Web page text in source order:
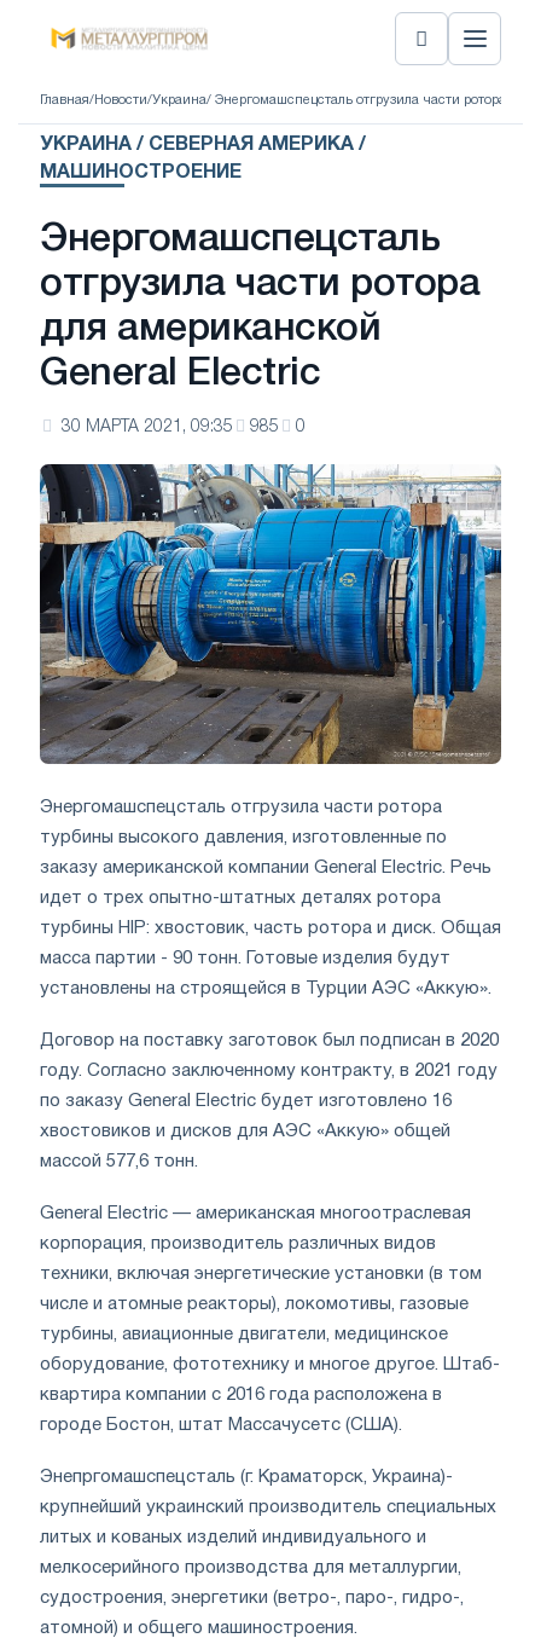
Главная/ Новости/Украина/ Энергомашспецсталь отгрузила части ротора
УКРАИНА / СЕВЕРНАЯ АМЕРИКА /
МАШИНОСТРОЕНИЕ
Энергомашспецсталь
отгрузила части ротора
для американской
General Electric
30 МАРТА 2021, 09:35 985 0
Энергомашспецсталь отгрузила части ротора
турбины высокого давления, изготовленные по
заказу американской компании General Electric. Речь
идет о трех опытно-штатных деталях ротора
турбины HIP: хвостовик, часть ротора и диск. Общая
масса партии - 90 тонн. Готовые изделия будут
установлены на строящейся в Турции АЭС «Аккую».
Договор на поставку заготовок был подписан в 2020
году. Согласно заключенному контракту, в 2021 году
по заказу General Electric будет изготовлено 16
хвостовиков и дисков для АЭС «Аккую» общей
массой 577,6 тонн.
General Electric — американская многоотраслевая
корпорация, производитель различных видов
техники, включая энергетические установки (в том
числе и атомные реакторы), локомотивы, газовые
турбины, авиационные двигатели, медицинское
оборудование, фототехнику и многое другое. Штаб-
квартира компании с 2016 года расположена в
городе Бостон, штат Массачусетс (США).
Энепргомашспецсталь (г. Краматорск, Украина)-
крупнейший украинский производитель специальных
литых и кованых изделий индивидуального и
мелкосерийного производства для металлургии,
судостроения, энергетики (ветро-, паро-, гидро-,
атомной) и общего машиностроения.